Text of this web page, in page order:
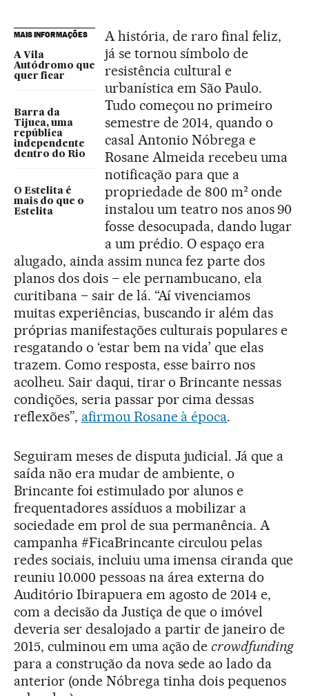
MAIS INFORMAÇÕES
A Vila
Autódromo que
quer ficar
Barra da
Tijuca, uma
república
independente
dentro do Rio
O Estelita é
mais do que o
Estelita
A história, de raro final feliz,
já se tornou símbolo de
resistência cultural e
urbanística em São Paulo.
Tudo começou no primeiro
semestre de 2014, quando o
casal Antonio Nóbrega e
Rosane Almeida recebeu uma
notificação para que a
propriedade de 800 m² onde
instalou um teatro nos anos 90
fosse desocupada, dando lugar
a um prédio. O espaço era
alugado, ainda assim nunca fez parte dos
planos dos dois – ele pernambucano, ela
curitibana – sair de lá. “Aí vivenciamos
muitas experiências, buscando ir além das
próprias manifestações culturais populares e
resgatando o ‘estar bem na vida’ que elas
trazem. Como resposta, esse bairro nos
acolheu. Sair daqui, tirar o Brincante nessas
condições, seria passar por cima dessas
reflexões”, afirmou Rosane à época.
Seguiram meses de disputa judicial. Já que a
saída não era mudar de ambiente, o
Brincante foi estimulado por alunos e
frequentadores assíduos a mobilizar a
sociedade em prol de sua permanência. A
campanha #FicaBrincante circulou pelas
redes sociais, incluiu uma imensa ciranda que
reuniu 10.000 pessoas na área externa do
Auditório Ibirapuera em agosto de 2014 e,
com a decisão da Justiça de que o imóvel
deveria ser desalojado a partir de janeiro de
2015, culminou em uma ação decrowdfunding
para a construção da nova sede ao lado da
anterior (onde Nóbrega tinha dois pequenos